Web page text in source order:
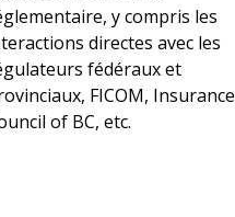
y compris les
directes avec les
fédéraux et
FICOM, Insurance
of BC, etc.